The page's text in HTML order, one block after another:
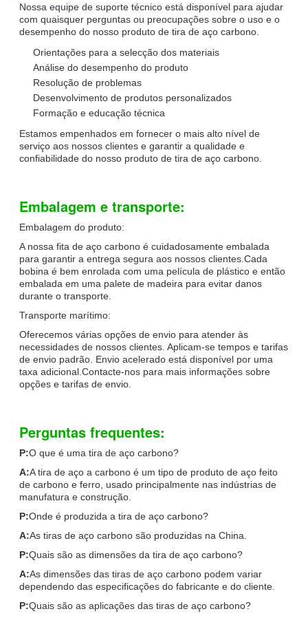
Nossa equipe de suporte técnico está disponível para ajudar
com quaisquer perguntas ou preocupações sobre o uso e o
desempenho do nosso produto de tira de aço carbono.
Orientações para a selecção dos materiais
Análise do desempenho do produto
Resolução de problemas
Desenvolvimento de produtos personalizados
Formação e educação técnica
Estamos empenhados em fornecer o mais alto nível de
serviço aos nossos clientes e garantir a qualidade e
confiabilidade do nosso produto de tira de aço carbono.
Embalagem e transporte:
Embalagem do produto:
A nossa fita de aço carbono é cuidadosamente embalada
para garantir a entrega segura aos nossos clientes.Cada
bobina é bem enrolada com uma película de plástico e então
embalada em uma palete de madeira para evitar danos
durante o transporte.
Transporte marítimo:
Oferecemos várias opções de envio para atender às
necessidades de nossos clientes. Aplicam-se tempos e tarifas
de envio padrão. Envio acelerado está disponível por uma
taxa adicional.Contacte-nos para mais informações sobre
opções e tarifas de envio.
Perguntas frequentes:
P:O que é uma tira de aço carbono?
A:A tira de aço a carbono é um tipo de produto de aço feito
de carbono e ferro, usado principalmente nas indústrias de
manufatura e construção.
P:Onde é produzida a tira de aço carbono?
A:As tiras de aço carbono são produzidas na China.
P:Quais são as dimensões da tira de aço carbono?
A:As dimensões das tiras de aço carbono podem variar
dependendo das especificações do fabricante e do cliente.
P:Quais são as aplicações das tiras de aço carbono?